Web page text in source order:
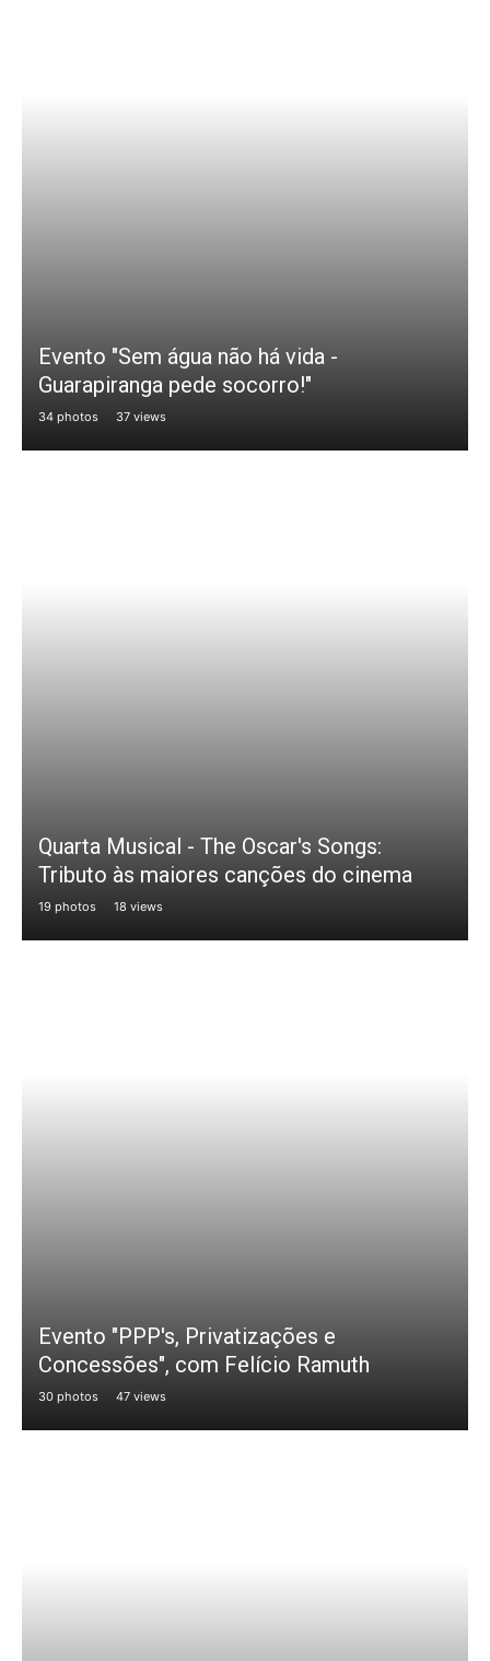
Evento "Sem água não há vida -
Guarapiranga pede socorro!"
34 photos 37 views
Quarta Musical - The Oscar's Songs:
Tributo às maiores canções do cinema
19 photos 18 views
Evento "PPP's, Privatizações e
Concessões", com Felício Ramuth
30 photos 47 views